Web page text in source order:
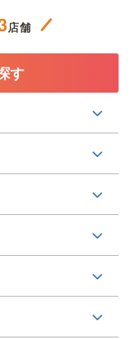
店舗
す